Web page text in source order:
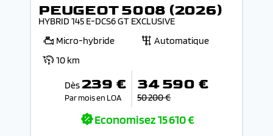
PEUGEOT 5008 (2026)
HYBRID 145 E-DCS6 GT EXCLUSIVE
Micro-hybride
Automatique
10 km
Dès 239 €
Par mois en LOA
34 590 €
50 200 €
Economisez15 610 €